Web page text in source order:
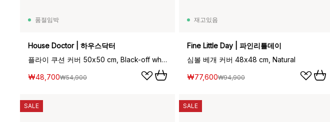
품절임박
House Doctor | 하우스닥터
플라이 쿠션 커버 50x50 cm, Black-off white
₩48,700₩54,900
재고있음
Fine Little Day | 파인리틀데이
심볼 베개 커버 48x48 cm, Natural
₩77,600₩94,900
SALE SALE